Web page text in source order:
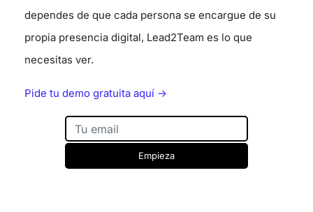
dependes de que cada persona se encargue de su
propia presencia digital, Lead2Team es lo que
necesitas ver.
Pide tu demo gratuita aquí ->
Empieza